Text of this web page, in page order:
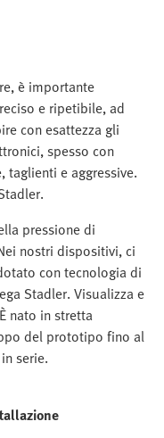
è importante
e ripetibile, ad
con esattezza gli
spesso con
taglienti e aggressive.
pressione di
nostri dispositivi, ci
con tecnologia di
Stadler. Visualizza e
nato in stretta
del prototipo fino al
serie.